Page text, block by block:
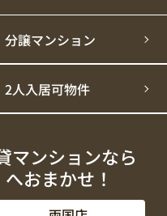
分譲マンション
2人入居可物件
マンションなら
おまかせ！